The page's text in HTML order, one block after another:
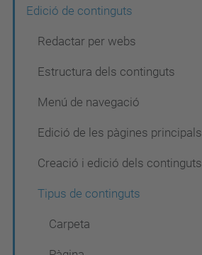
Edició de continguts
Redactar per webs
Estructura dels continguts
Menú de navegació
Edició de les pàgines principals
Creació i edició dels continguts
Tipus de continguts
Carpeta